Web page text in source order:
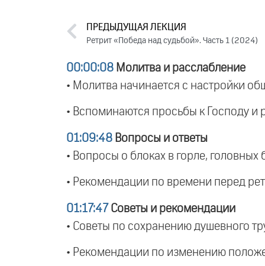
ПРЕДЫДУЩАЯ ЛЕКЦИЯ
Ретрит «Победа над судьбой». Часть 1 (2024)
00:00:08 Молитва и расслабление
• Молитва начинается с настройки
• Вспоминаются просьбы к Господу и
01:09:48 Вопросы и ответы
• Вопросы о блоках в горле,
• Рекомендации по времени перед
01:17:47 Советы и рекомендации
• Советы по сохранению душевного
• Рекомендации по изменению